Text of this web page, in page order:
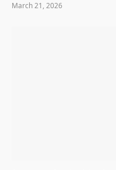
March 21, 2026